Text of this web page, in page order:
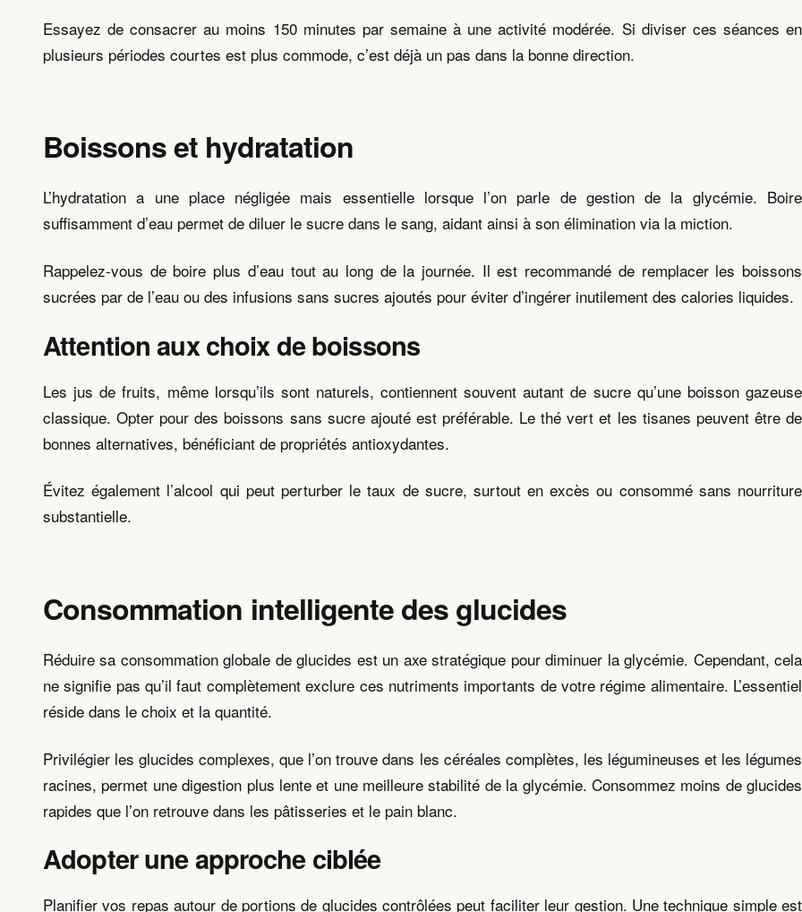
Essayez de consacrer au moins 150 minutes par semaine à une activité modérée. Si diviser ces séances en
plusieurs périodes courtes est plus commode, c’est déjà un pas dans la bonne direction.
Boissons et hydratation
L’hydratation a une place négligée mais essentielle lorsque l’on parle de gestion de la glycémie. Boire
suffisamment d’eau permet de diluer le sucre dans le sang, aidant ainsi à son élimination via la miction.
Rappelez-vous de boire plus d’eau tout au long de la journée. Il est recommandé de remplacer les boissons
sucrées par de l’eau ou des infusions sans sucres ajoutés pour éviter d’ingérer inutilement des calories liquides.
Attention aux choix de boissons
Les jus de fruits, même lorsqu’ils sont naturels, contiennent souvent autant de sucre qu’une boisson gazeuse
classique. Opter pour des boissons sans sucre ajouté est préférable. Le thé vert et les tisanes peuvent être de
bonnes alternatives, bénéficiant de propriétés antioxydantes.
Évitez également l’alcool qui peut perturber le taux de sucre, surtout en excès ou consommé sans nourriture
substantielle.
Consommation intelligente des glucides
Réduire sa consommation globale de glucides est un axe stratégique pour diminuer la glycémie. Cependant, cela
ne signifie pas qu’il faut complètement exclure ces nutriments importants de votre régime alimentaire. L’essentiel
réside dans le choix et la quantité.
Privilégier les glucides complexes, que l’on trouve dans les céréales complètes, les légumineuses et les légumes
racines, permet une digestion plus lente et une meilleure stabilité de la glycémie. Consommez moins de glucides
rapides que l’on retrouve dans les pâtisseries et le pain blanc.
Adopter une approche ciblée
Planifier vos repas autour de portions de glucides contrôlées peut faciliter leur gestion. Une technique simple est